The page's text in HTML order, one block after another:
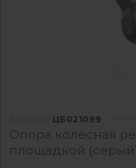
ЦБ021099
Опора колесная
площадкой